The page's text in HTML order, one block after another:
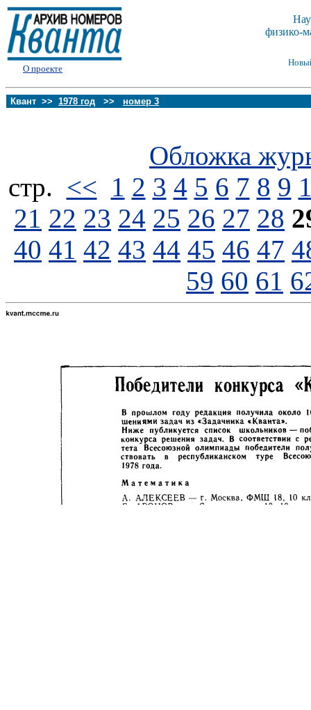
О проекте
физико-
Квант >> 1978 год >> номер 3
Обложка
стp. << 1 2 3 4 5 6 7 8 9
21 22 23 24 25 26 27 28
40 41 42 43 44 45 46 47
59 60 61